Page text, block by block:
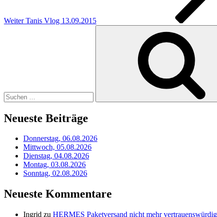
Weiter Tanis Vlog 13.09.2015
Neueste Beiträge
Donnerstag, 06.08.2026
Mittwoch, 05.08.2026
Dienstag, 04.08.2026
Montag, 03.08.2026
Sonntag, 02.08.2026
Neueste Kommentare
Ingrid zu HERMES Paketversand nicht mehr vertrauenswürdig